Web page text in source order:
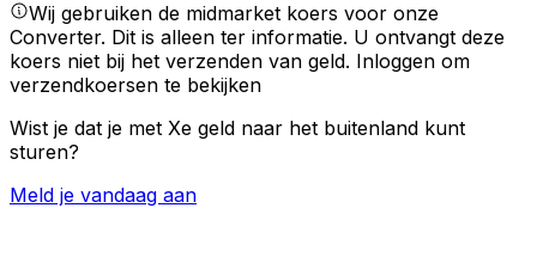
Wij gebruiken de midmarket koers voor onze
Converter. Dit is alleen ter informatie. U ontvangt deze
koers niet bij het verzenden van geld. Inloggen om
verzendkoersen te bekijken
Wist je dat je met Xe geld naar het buitenland kunt
sturen?
Meld je vandaag aan